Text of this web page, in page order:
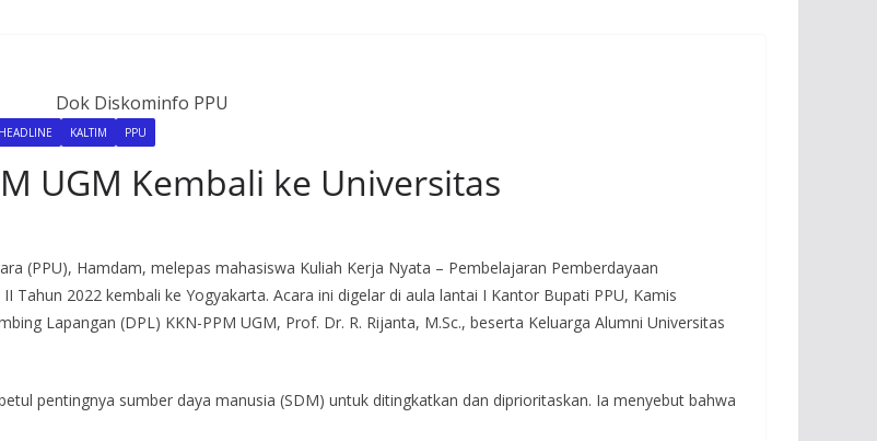
Dok Diskominfo PPU
HEADLINE KALTIM PPU
UGM Kembali ke Universitas
(PPU), Hamdam, melepas mahasiswa Kuliah Kerja Nyata – Pembelajaran Pemberdayaan
Tahun 2022 kembali ke Yogyakarta. Acara ini digelar di aula lantai I Kantor Bupati PPU, Kamis
Lapangan (DPL) KKN-PPM UGM, Prof. Dr. R. Rijanta, M.Sc., beserta Keluarga Alumni Universitas
pentingnya sumber daya manusia (SDM) untuk ditingkatkan dan diprioritaskan. Ia menyebut bahwa